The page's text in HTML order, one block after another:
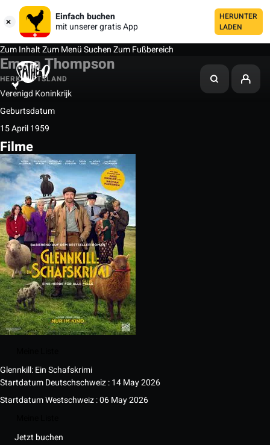
Einfach buchen
mit unserer gratis App
HERUNTER
LADEN
Zum InhaltZum MenüSuchenZum Fußbereich
Emma Thompson
HERKUNFTSLAND
Verenigd Koninkrijk
Geburtsdatum
15 April 1959
Filme
Glennkill: Ein Schafskrimi
Startdatum Deutschschweiz : 14 May 2026
Startdatum Westschweiz : 06 May 2026
Jetzt buchen